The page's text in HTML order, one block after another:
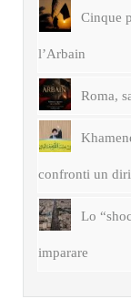
Cinque
l’Arbain
Roma,
confronti un
Lo
imparare